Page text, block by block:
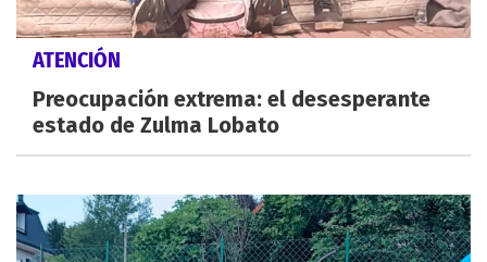
ATENCIÓN
Preocupación extrema: el desesperante
estado de Zulma Lobato